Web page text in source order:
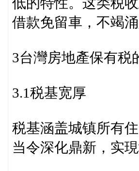
借款免留車，不竭
3台灣房地產保有税
3.1税基宽厚
税基涵盖城镇所有
当令深化鼎新，实